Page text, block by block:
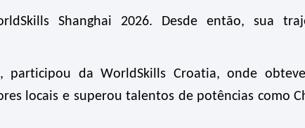
Shanghai 2026. Desde então, sua
participou daWorldSkills Croatia, onde
locais e superou talentos de potências como